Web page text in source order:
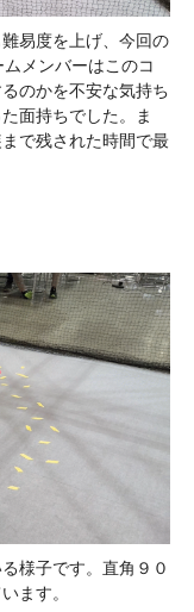
易度を上げ、今回の
メンバーはこのコ
のかを不安な気持ち
面持ちでした。
ま
で残された時間で最
様子です。直角９０
ます。